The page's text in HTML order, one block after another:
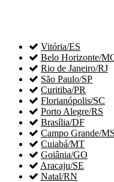
 Vitória/ES
 Belo Horizonte/
 Rio de Janeiro/RJ
 São Paulo/SP
 Curitiba/PR
 Florianópolis/SC
 Porto Alegre/RS
 Brasília/DF
 Campo Grande/MS
 Cuiabá/MT
 Goiânia/GO
 Aracaju/SE
 Natal/RN